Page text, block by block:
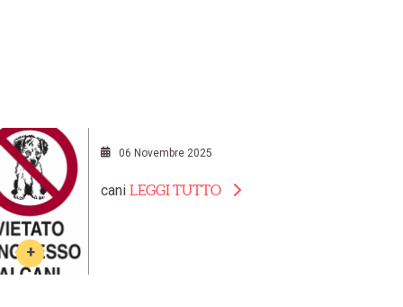
06 Novembre 2025
cani LEGGI TUTTO